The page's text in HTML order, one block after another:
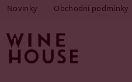
Novinky Obchodní podmínky